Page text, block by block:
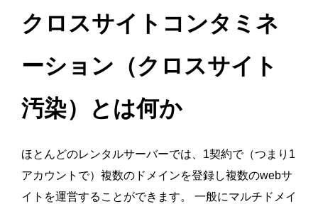
クロスサイトコンタミネ
ーション（クロスサイト
汚染）とは何か
ほとんどのレンタルサーバーでは、1契約で（つまり1
アカウントで）複数のドメインを登録し複数のwebサ
イトを運営することができます。 一般にマルチドメイ